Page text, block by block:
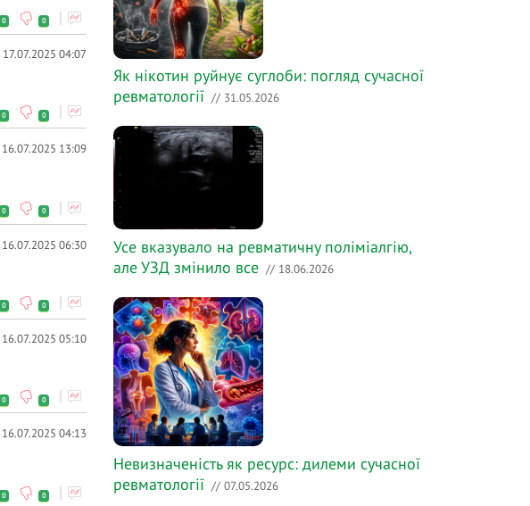
0 0
17.07.2025 04:07
0 0
16.07.2025 13:09
0 0
16.07.2025 06:30
0 0
16.07.2025 05:10
0 0
16.07.2025 04:13
0 0
Як нікотин руйнує суглоби: погляд сучасної
ревматології // 31.05.2026
Усе вказувало на ревматичну поліміалгію,
але УЗД змінило все // 18.06.2026
Невизначеність як ресурс: дилеми сучасної
ревматології // 07.05.2026